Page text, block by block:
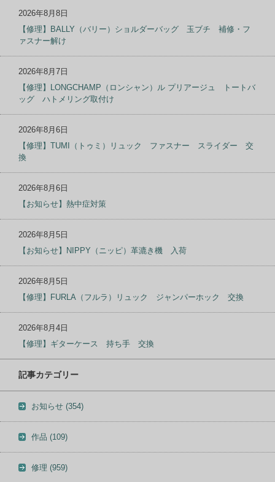
2026年8月8日
【修理】BALLY（バリー）ショルダーバッグ 玉ブチ 補修・フ
ァスナー解け
2026年8月7日
【修理】LONGCHAMP（ロンシャン）ル プリアージュ トートバ
ッグ ハトメリング取付け
2026年8月6日
【修理】TUMI（トゥミ）リュック ファスナー スライダー 交
換
2026年8月6日
【お知らせ】熱中症対策
2026年8月5日
【お知らせ】NIPPY（ニッピ）革漉き機 入荷
2026年8月5日
【修理】FURLA（フルラ）リュック ジャンパーホック 交換
2026年8月4日
【修理】ギターケース 持ち手 交換
記事カテゴリー
お知らせ (354)
作品 (109)
修理 (959)